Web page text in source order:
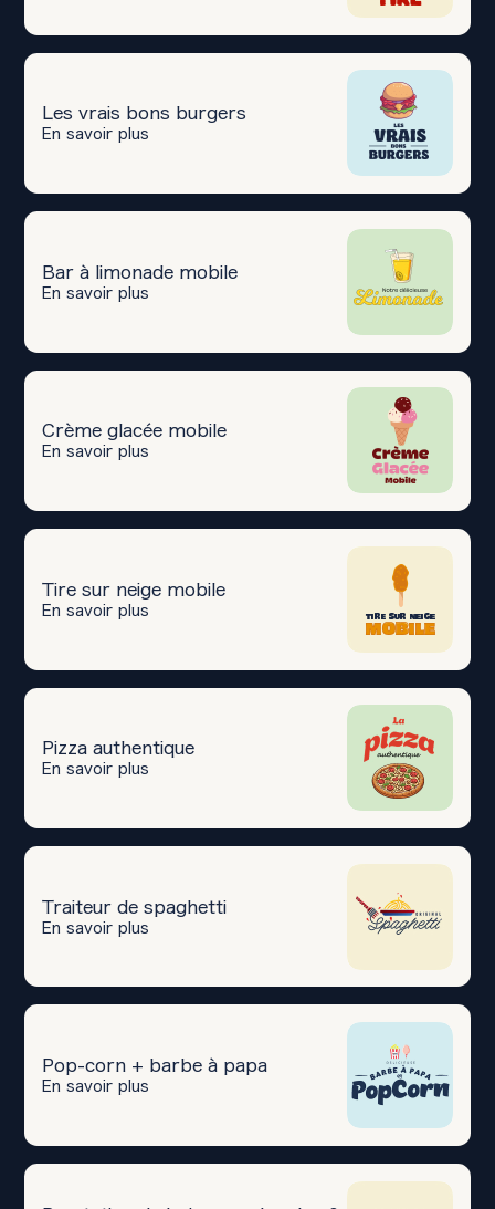
Les vrais bons burgers
En savoir plus
Bar à limonade mobile
En savoir plus
Crème glacée mobile
En savoir plus
Tire sur neige mobile
En savoir plus
Pizza authentique
En savoir plus
Traiteur de spaghetti
En savoir plus
Pop-corn + barbe à papa
En savoir plus